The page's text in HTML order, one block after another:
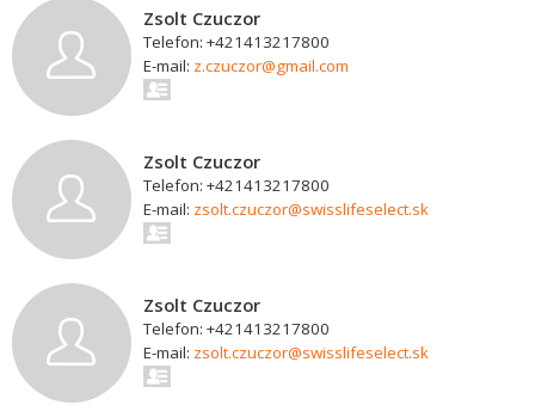
Zsolt Czuczor
Telefon: +421413217800
E-mail: z.czuczor@gmail.com
Zsolt Czuczor
Telefon: +421413217800
E-mail: zsolt.czuczor@swisslifeselect.sk
Zsolt Czuczor
Telefon: +421413217800
E-mail: zsolt.czuczor@swisslifeselect.sk